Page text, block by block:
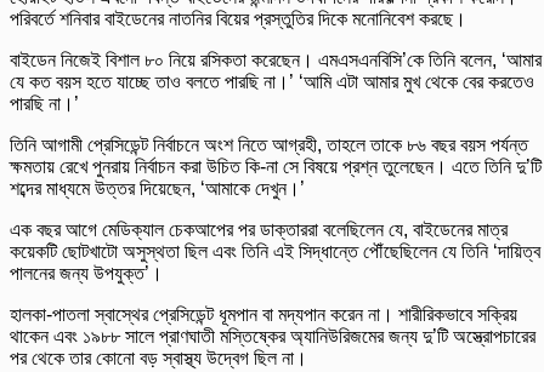
পরিবর্তে শনিবার বাইডেনের নাতনির বিয়ের প্রস্তুতির দিকে মনোনিবেশ করছে।
বাইডেন নিজেই বিশাল ৮০ নিয়ে রসিকতা করেছেন। এমএসএনবিসি’কে তিনি বলেন, ‘আমার
যে কত বয়স হতে যাচ্ছে তাও বলতে পারছি না।’ ‘আমি এটা আমার মুখ থেকে বের করতেও
পারছি না।’
তিনি আগামী প্রেসিডেন্ট নির্বাচনে অংশ নিতে আগ্রহী, তাহলে তাকে ৮৬ বছর বয়স পর্যন্ত
ক্ষমতায় রেখে পুনরায় নির্বাচন করা উচিত কি-না সে বিষয়ে প্রশ্ন তুলেছেন। এতে তিনি দু’টি
শব্দের মাধ্যমে উত্তর দিয়েছেন, ‘আমাকে দেখুন।’
এক বছর আগে মেডিক্যাল চেকআপের পর ডাক্তাররা বলেছিলেন যে, বাইডেনের মাত্র
কয়েকটি ছোটখাটো অসুস্থতা ছিল এবং তিনি এই সিদ্ধান্তে পৌঁছেছিলেন যে তিনি ‘দায়িত্ব
পালনের জন্য উপযুক্ত’।
হালকা-পাতলা স্বাস্থের প্রেসিডেন্ট ধূমপান বা মদ্যপান করেন না। শারীরিকভাবে সক্রিয়
থাকেন এবং ১৯৮৮ সালে প্রাণঘাতী মস্তিষ্কের অ্যানিউরিজমের জন্য দু’টি অস্ত্রোপচারের
পর থেকে তার কোনো বড় স্বাস্থ্য উদ্বেগ ছিল না।